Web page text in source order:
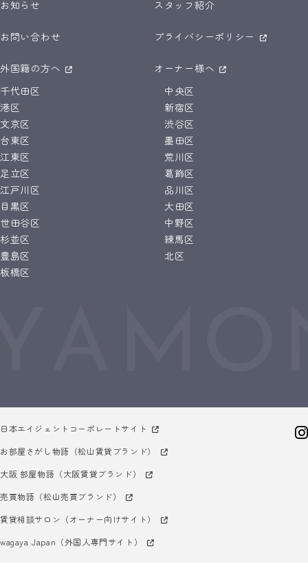
お知らせ スタッフ紹介
お問い合わせ プライバシーポリシー
外国籍の方へ
オーナー様へ
千代田区
中央区
港区
新宿区
文京区
渋谷区
台東区
墨田区
江東区
荒川区
足立区
葛飾区
江戸川区
品川区
目黒区
大田区
世田谷区
中野区
杉並区
練馬区
豊島区
北区
板橋区
日本エイジェントコーポレートサイト
お部屋さがし物語（松山賃貸ブランド）
大阪 部屋物語（大阪賃貸ブランド）
売買物語（松山売買ブランド）
賃貸相談サロン（オーナー向けサイト）
wagaya Japan（外国人専門サイト）